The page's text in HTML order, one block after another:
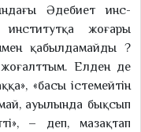
Әдебиет инс­
жоғары
қа­был­дамайды ?
Елден де
«басы істемейтін
ауылында бықсып
– деп, мазақтап